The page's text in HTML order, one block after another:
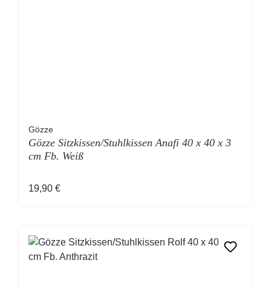
Gözze
Gözze Sitzkissen/Stuhlkissen Anafi 40 x 40 x 3
cm Fb. Weiß
Regulärer Preis:
19,90 €